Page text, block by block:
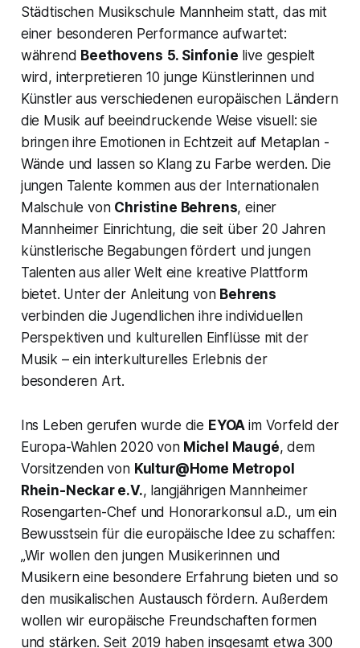
Städtischen Musikschule Mannheim statt, das mit
einer besonderen Performance aufwartet:
während Beethovens 5. Sinfonie live gespielt
wird, interpretieren 10 junge Künstlerinnen und
Künstler aus verschiedenen europäischen Ländern
die Musik auf beeindruckende Weise visuell: sie
bringen ihre Emotionen in Echtzeit auf Metaplan -
Wände und lassen so Klang zu Farbe werden. Die
jungen Talente kommen aus der Internationalen
Malschule von Christine Behrens, einer
Mannheimer Einrichtung, die seit über 20 Jahren
künstlerische Begabungen fördert und jungen
Talenten aus aller Welt eine kreative Plattform
bietet. Unter der Anleitung von Behrens
verbinden die Jugendlichen ihre individuellen
Perspektiven und kulturellen Einflüsse mit der
Musik – ein interkulturelles Erlebnis der
besonderen Art.
Ins Leben gerufen wurde die EYOAim Vorfeld der
Europa-Wahlen 2020 vonMichel Maugé, dem
Vorsitzenden von Kultur@Home Metropol
Rhein-Neckar e.V., langjährigen Mannheimer
Rosengarten-Chef und Honorarkonsul a.D., um ein
Bewusstsein für die europäische Idee zu schaffen:
„Wir wollen den jungen Musikerinnen und
Musikern eine besondere Erfahrung bieten und so
den musikalischen Austausch fördern. Außerdem
wollen wir europäische Freundschaften formen
und stärken. Seit 2019 haben insgesamt etwa 300